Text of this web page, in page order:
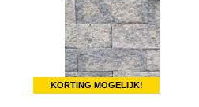
KORTING MOGELIJK!